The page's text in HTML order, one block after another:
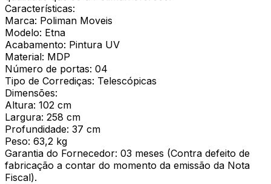
Características:
Marca: Poliman Moveis
Modelo: Etna
Acabamento: Pintura UV
Material: MDP
Número de portas: 04
Tipo de Corrediças: Telescópicas
Dimensões:
Altura: 102 cm
Largura: 258 cm
Profundidade: 37 cm
Peso: 63,2 kg
Garantia do Fornecedor: 03 meses (Contra defeito de
fabricação a contar do momento da emissão da Nota
Fiscal).